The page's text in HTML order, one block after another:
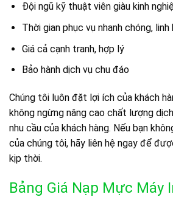
Đội ngũ kỹ thuật viên giàu kinh
Thời gian phục vụ nhanh chóng, linh
Giá cả cạnh tranh, hợp lý
Bảo hành dịch vụ chu đáo
Chúng tôi luôn đặt lợi ích của khách
không ngừng nâng cao chất lượng
nhu cầu của khách hàng. Nếu bạn
của chúng tôi, hãy liên hệ ngay để
kịp thời.
Bảng Giá Nạp Mực Máy